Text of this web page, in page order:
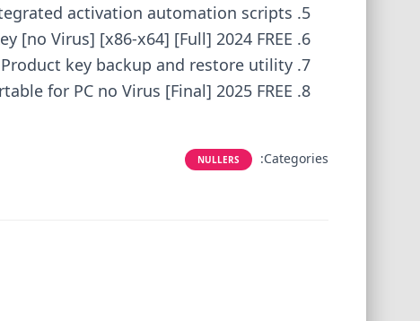
activation automation scripts
[no Virus] [x86-x64] [Full] 2024 FREE
Product key backup and restore utility
for PC no Virus [Final] 2025 FREE
Categories:
NULLERS